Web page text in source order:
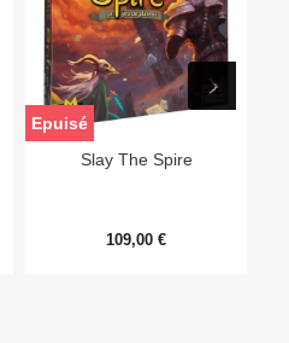
Slay The Spire
109,00 €
Epuisé